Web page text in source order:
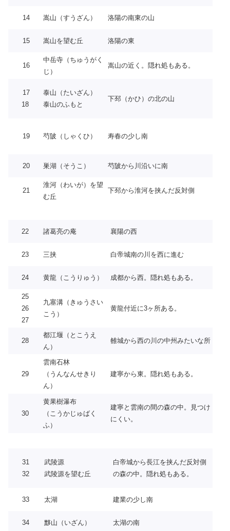
14 嵩山（すうざん） 洛陽の南東の山
15 嵩山を望む丘 洛陽の東
16
中岳寺（ちゅうがく
じ）
嵩山の近く。隠れ処もある。
17
18
泰山（たいざん）
泰山のふもと
下邳（かひ）の北の山
19 芍陂（しゃくひ） 寿春の少し南
20 巣湖（そうこ） 芍陂から川沿いに南
21
淮河（わいが）を望
む丘
下邳から淮河を挟んだ反対側
22 諸葛亮の庵 襄陽の西
23 三挟 白帝城南の川を西に進む
24 黄龍（こうりゅう） 成都から西。隠れ処もある。
25
26
27
九塞溝（きゅうさい
こう）
黄龍付近に3ヶ所ある。
28
都江堰（とこうえ
ん）
雒城から西の川の中州みたいな所
29
雲南石林
（うんなんせきり
ん）
建寧から東。隠れ処もある。
30
黄果樹瀑布
（こうかじゅばく
ふ）
建寧と雲南の間の森の中。見つけ
にくい。
31
32
武陵源
武陵源を望む丘
白帝城から長江を挟んだ反対側
の森の中。隠れ処もある。
33 太湖 建業の少し南
34 黟山（いざん） 太湖の南